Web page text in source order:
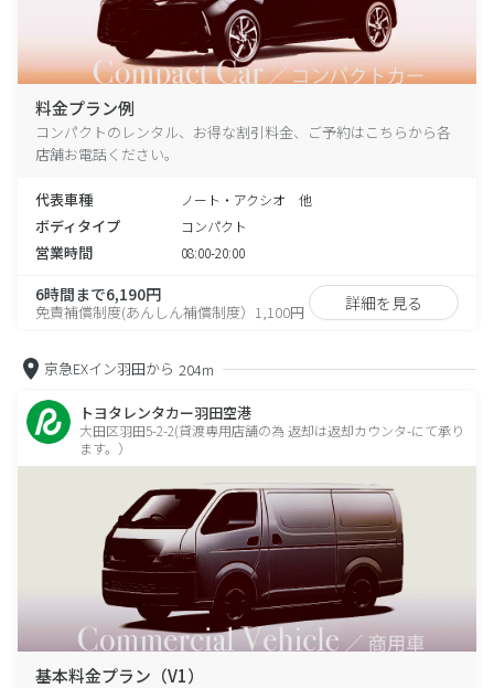
料金プラン例
コンパクトのレンタル、お得な割引料金、ご予約はこちらから各
店舗お電話ください。
代表車種 ノート・アクシオ 他
ボディタイプ コンパクト
営業時間 08:00-20:00
6時間まで6,190円
免責補償制度(あんしん補償制度）1,100円 詳細を見る
京急EXイン羽田から 204m
トヨタレンタカー羽田空港
大田区羽田5-2-2(貸渡専用店舗の為 返却は返却カウンタ-にて承り
ます。）
基本料金プラン（V1）